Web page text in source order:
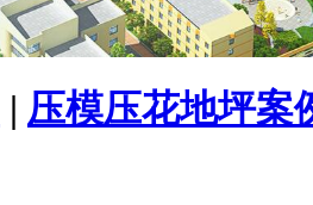
| 压模压花地坪案